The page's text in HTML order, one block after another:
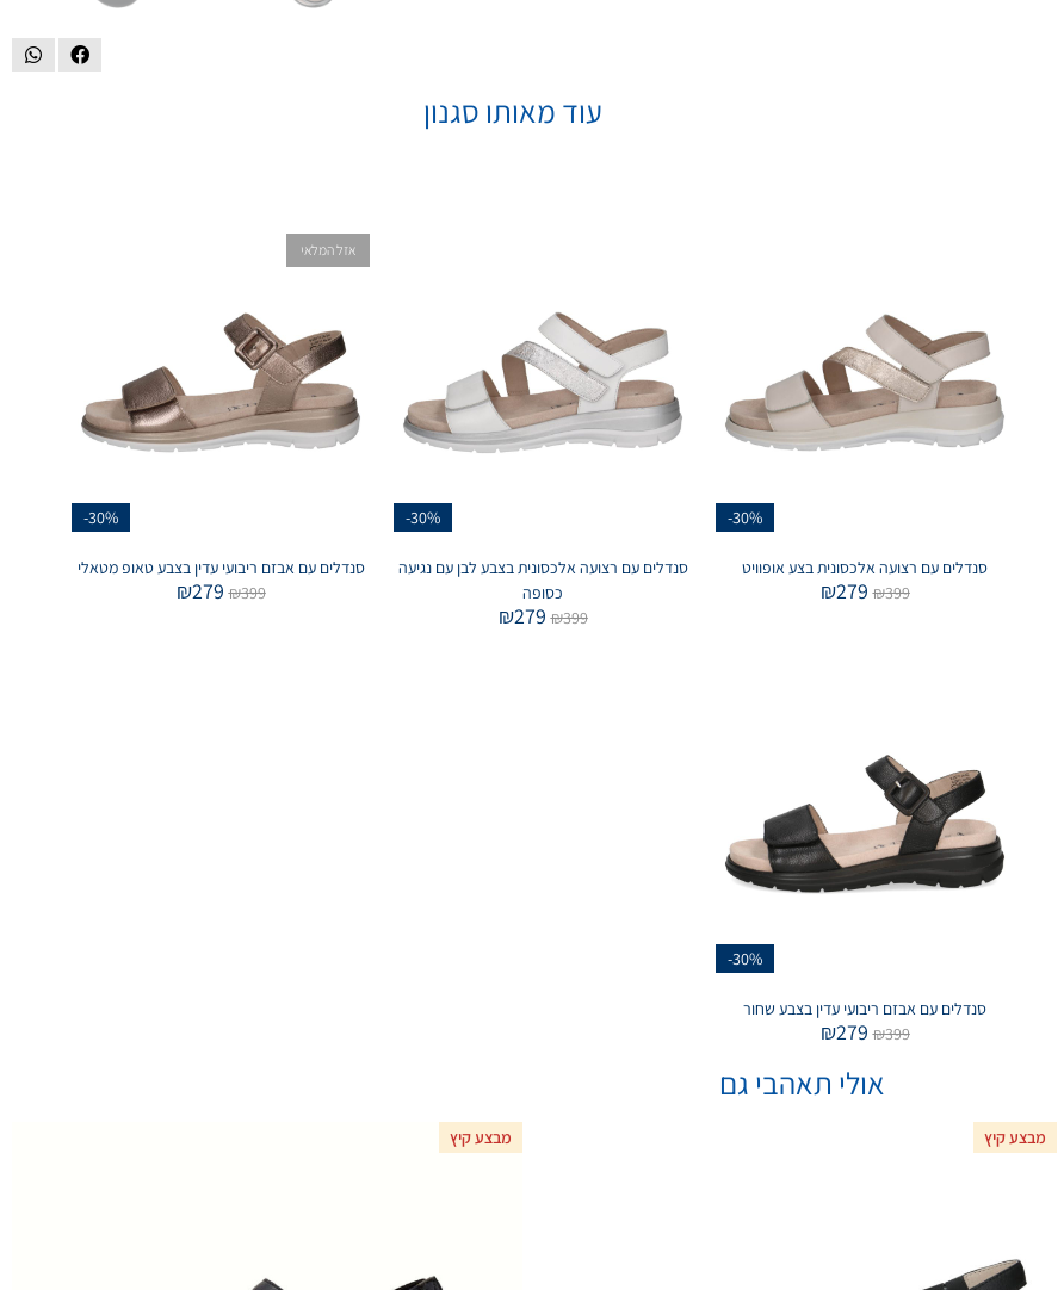
עוד מאותו סגנון
-30%
סנדלים עם רצועה אלכסונית בצע אופוויט
₪399
₪279
-30%
סנדלים עם רצועה אלכסונית בצבע לבן עם נגיעה
כסופה
₪399
₪279
-30%
אזל המלאי
סנדלים עם אבזם ריבועי עדין בצבע טאופ מטאלי
₪399
₪279
-30%
סנדלים עם אבזם ריבועי עדין בצבע שחור
₪399
₪279
אולי תאהבי גם
מבצע קיץ מבצע קיץ